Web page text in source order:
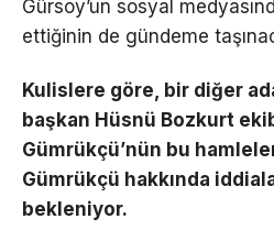
Gürsoy’un sosyal
ettiğinin de gündeme
Kulislere göre, bir diğer
başkan Hüsnü Bozkurt
Gümrükçü’nün bu
Gümrükçü hakkında
bekleniyor.